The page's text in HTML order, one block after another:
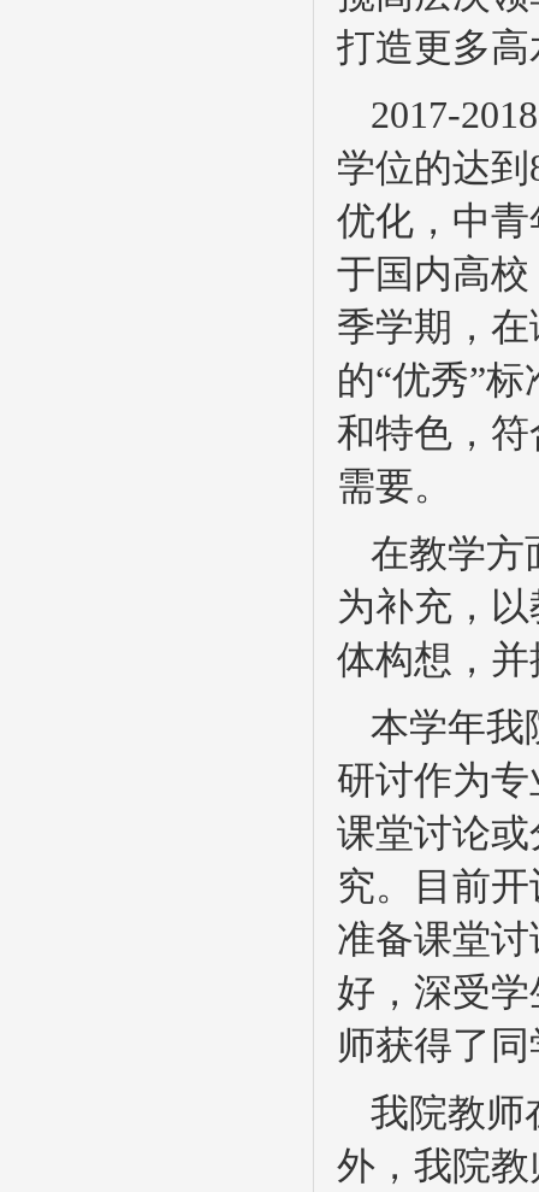
打造更多
2017-
学位的达
优化，中
于国内高
季学期，
的“优秀”
和特色，
需要。
在教学方
为补充，
体构想，
本学年我
研讨作为
课堂讨论
究。目前
准备课堂
好，深受
师获得了
我院教师
外，我院